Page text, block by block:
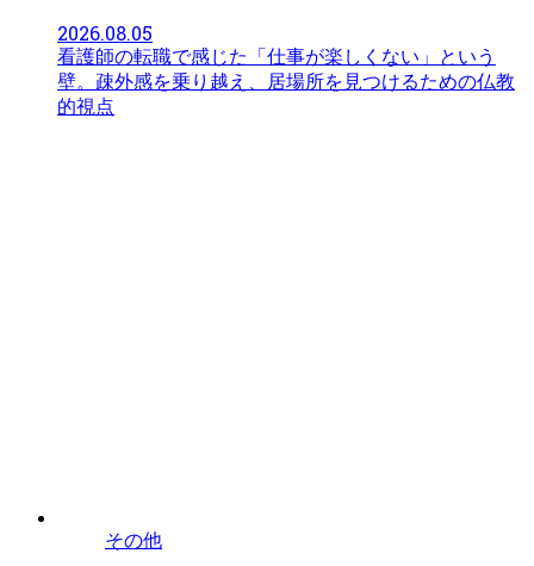
2026.08.05
看護師の転職で感じた「仕事が楽しくない」という
壁。疎外感を乗り越え、居場所を見つけるための仏教
的視点
その他